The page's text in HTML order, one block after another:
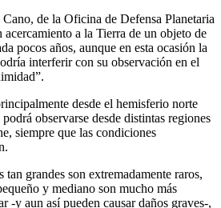
de la Oficina de Defensa Planetaria
a la Tierra de un objeto de
pocos años, aunque en esta ocasión la
interferir con su observación en el
desde el hemisferio norte
observarse desde distintas regiones
siempre que las condiciones
tan grandes son extremadamente raros,
y mediano son mucho más
-y aun así pueden causar daños graves-,